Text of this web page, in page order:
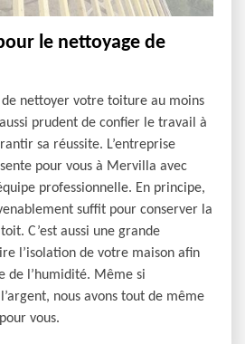
le nettoyage de
de nettoyer votre toiture au moins
prudent de confier le travail à
sa réussite. L’entreprise
pour vous à Mervilla avec
professionnelle. En principe,
suffit pour conserver la
C’est aussi une grande
l’isolation de votre maison afin
de l’humidité. Même si
nous avons tout de même
vous.